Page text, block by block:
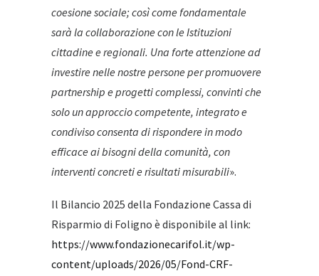
coesione sociale; così come fondamentale
sarà la collaborazione con le Istituzioni
cittadine e regionali. Una forte attenzione ad
investire nelle nostre persone per promuovere
partnership e progetti complessi, convinti che
solo un approccio competente, integrato e
condiviso consenta di rispondere in modo
efficace ai bisogni della comunità, con
interventi concreti e risultati misurabili».
Il Bilancio 2025 della Fondazione Cassa di
Risparmio di Foligno è disponibile al link:
https://www.fondazionecarifol.it/wp-
content/uploads/2026/05/Fond-CRF-